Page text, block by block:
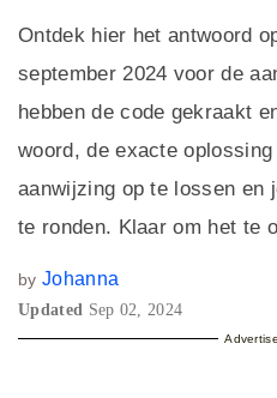
Ontdek hier het antwoord
september 2024 voor de
hebben de code gekraakt
woord, de exacte
aanwijzing op te lossen en
te ronden. Klaar om het te
by Johanna
Updated Sep 02, 2024